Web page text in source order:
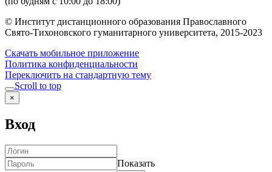
© Институт дистанционного образования Православного
Свято-Тихоновского гуманитарного университета, 2015-2023
Скачать мобильное приложение
Политика конфиденциальности
Переключить на стандартную тему
Scroll to top
×
Вход
Показать